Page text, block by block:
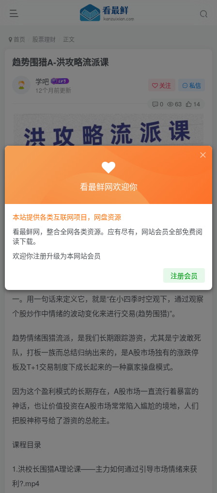
首页 股票理财 正文
趋势围猎A-洪攻略流派课
学吧
12个月前更新
关注 私信
0 63 14
趋势围猎A-洪攻略流派课资源简介：
趋势情绪围猎，简称围猎A，洪攻略五大流派之一。
趋势情绪围猎流派，是洪攻略思维及策略的经典综合应用之
一。用一句话来定义它，就是“在小四季时空观下，通过观察
个股炒作中情绪的波动变化来进行交易(趋势围猎)”。
趋势情绪围猎流派，是我们长期跟踪游资，尤其是宁波敢死
队，打板一族而总结归纳出来的，是A股市场独有的涨跌停
板及T+1交易制度下成长起来的一种赢家操盘模式。
因为这个盈利模式的长期存在，A股市场一直流行着暴富的
神话，也让价值投资在A股市场常常陷入尴尬的境地，人们
把股神称号给了游资的总舵主。
课程目录
1.洪校长围猎A理论课——主力如何通过引导市场情绪来获
利?.mp4
看最鲜网欢迎你
本站提供各类互联网项目，网盘资源
看最鲜网，整合全网各类资源。应有尽有，网站会员全部免费阅
读下载。
欢迎你注册升级为本网站会员
注册会员